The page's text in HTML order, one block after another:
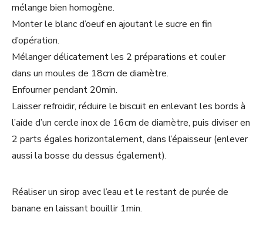
mélange bien homogène.
Monter le blanc d’oeuf en ajoutant le sucre en fin
d’opération.
Mélanger délicatement les 2 préparations et couler
dans un moules de 18cm de diamètre.
Enfourner pendant 20min.
Laisser refroidir, réduire le biscuit en enlevant les bords à
l’aide d’un cercle inox de 16cm de diamètre, puis diviser en
2 parts égales horizontalement, dans l’épaisseur (enlever
aussi la bosse du dessus également).
Réaliser un sirop avec l’eau et le restant de purée de
banane en laissant bouillir 1min.